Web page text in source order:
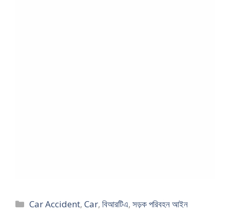
Categories
Car Accident,Car,বিআরটিএ,সড়ক পরিবহন আইন